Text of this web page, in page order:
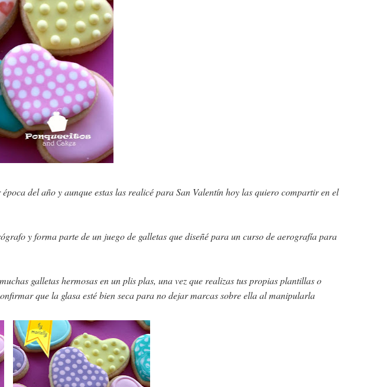
del año y aunque estas las realicé para San Valentín hoy las quiero compartir en el
y forma parte de un juego de galletas que diseñé para un curso de aerografía para
galletas hermosas en un plis plas, una vez que realizas tus propias plantillas o
que la glasa esté bien seca para no dejar marcas sobre ella al manipularla